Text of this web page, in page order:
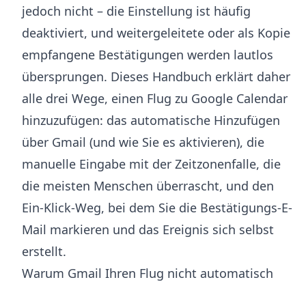
jedoch nicht – die Einstellung ist häufig
deaktiviert, und weitergeleitete oder als Kopie
empfangene Bestätigungen werden lautlos
übersprungen. Dieses Handbuch erklärt daher
alle drei Wege, einen Flug zu Google Calendar
hinzuzufügen: das automatische Hinzufügen
über Gmail (und wie Sie es aktivieren), die
manuelle Eingabe mit der Zeitzonenfalle, die
die meisten Menschen überrascht, und den
Ein-Klick-Weg, bei dem Sie die Bestätigungs-E-
Mail markieren und das Ereignis sich selbst
erstellt.
Warum Gmail Ihren Flug nicht automatisch